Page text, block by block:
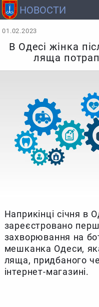
01.02.2023
В Одесі жінка
ляща
Наприкінці січня в
зареєстровано
захворювання на
мешканка Одеси,
ляща, придбаного
інтернет-магазині.